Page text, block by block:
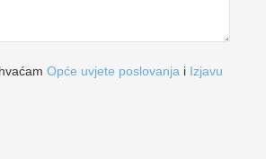
Opće uvjete poslovanja i Izjavu